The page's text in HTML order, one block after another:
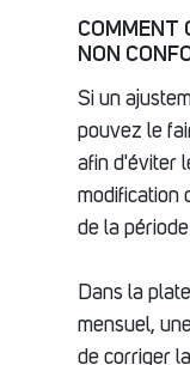
COMMENT
NON
Si un
pouvez le
afin d'éviter
modification
de la
Dans la
mensuel,
de corriger